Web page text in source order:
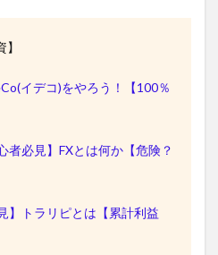
イデコ)をやろう！【100％
者必見】FXとは何か【危険？
】トラリピとは【累計利益